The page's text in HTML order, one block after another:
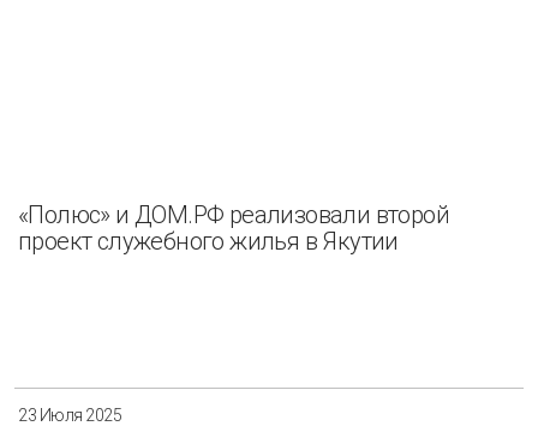
«Полюс» и ДОМ.РФ реализовали второй
проект служебного жилья в Якутии
23 Июля 2025